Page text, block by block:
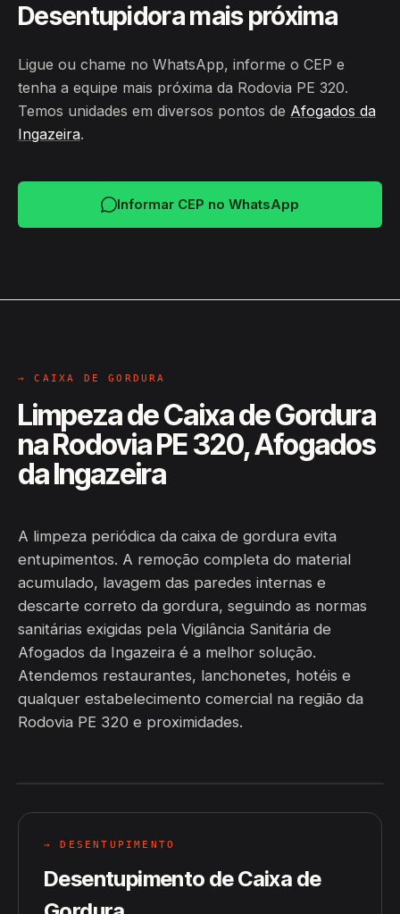
Desentupidora mais próxima
Ligue ou chame no WhatsApp, informe o CEP e
tenha a equipe mais próxima da Rodovia PE 320.
Temos unidades em diversos pontos de Afogados da
Ingazeira.
Informar CEP no WhatsApp
→ CAIXA DE GORDURA
Limpeza de Caixa de Gordura
na Rodovia PE 320, Afogados
da Ingazeira
A limpeza periódica da caixa de gordura evita
entupimentos. A remoção completa do material
acumulado, lavagem das paredes internas e
descarte correto da gordura, seguindo as normas
sanitárias exigidas pela Vigilância Sanitária de
Afogados da Ingazeira é a melhor solução.
Atendemos restaurantes, lanchonetes, hotéis e
qualquer estabelecimento comercial na região da
Rodovia PE 320 e proximidades.
→ DESENTUPIMENTO
Desentupimento de Caixa de